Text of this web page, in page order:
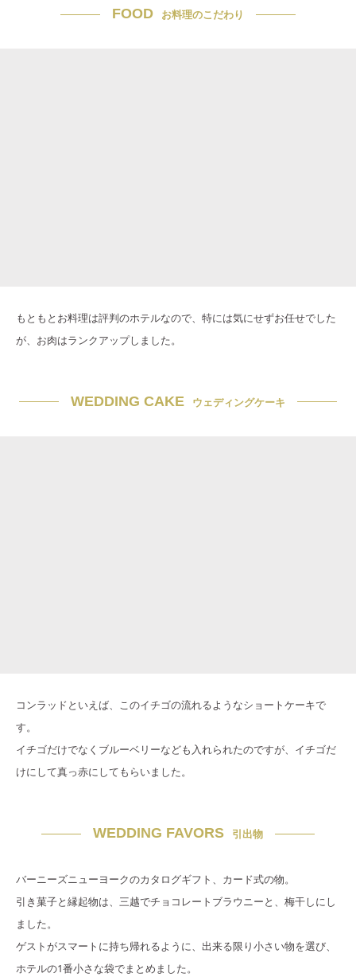
FOOD お料理のこだわり
もともとお料理は評判のホテルなので、特には気にせずお任せでした
が、お肉はランクアップしました。
WEDDING CAKE ウェディングケーキ
コンラッドといえば、このイチゴの流れるようなショートケーキで
す。
イチゴだけでなくブルーベリーなども入れられたのですが、イチゴだ
けにして真っ赤にしてもらいました。
WEDDING FAVORS 引出物
バーニーズニューヨークのカタログギフト、カード式の物。
引き菓子と縁起物は、三越でチョコレートブラウニーと、梅干しにし
ました。
ゲストがスマートに持ち帰れるように、出来る限り小さい物を選び、
ホテルの1番小さな袋でまとめました。